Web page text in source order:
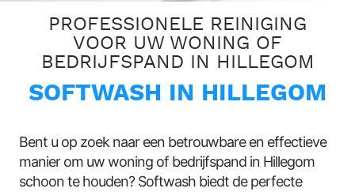
PROFESSIONELE REINIGING
VOOR UW WONING OF
BEDRIJFSPAND IN HILLEGOM
SOFTWASH IN HILLEGOM
Bent u op zoek naar een betrouwbare en effectieve
manier om uw woning of bedrijfspand in Hillegom
schoon te houden? Softwash biedt de perfecte